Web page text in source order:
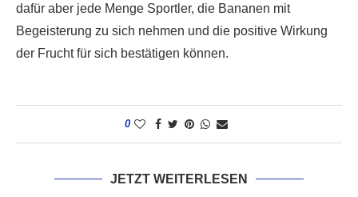
dafür aber jede Menge Sportler, die Bananen mit
Begeisterung zu sich nehmen und die positive Wirkung
der Frucht für sich bestätigen können.
0
JETZT WEITERLESEN